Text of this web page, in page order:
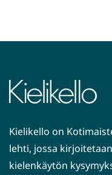
Kielikello on
lehti, jossa
kielenkäytön